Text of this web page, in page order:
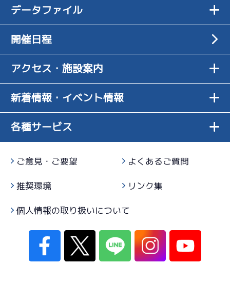
データファイル
開催日程
アクセス・施設案内
新着情報・イベント情報
各種サービス
ご意見・ご要望 よくあるご質問
推奨環境 リンク集
個人情報の取り扱いについて